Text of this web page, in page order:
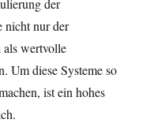
der
nicht nur der
als wertvolle
Um diese Systeme so
ist ein hohes